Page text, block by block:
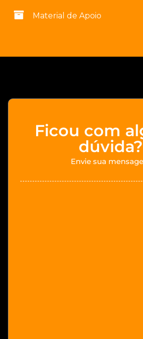
Material de Apoio
Ficou com
dúvida?
Envie sua